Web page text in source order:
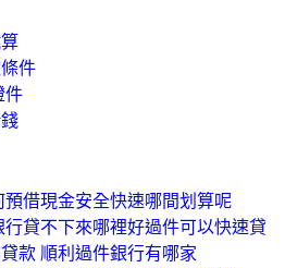
件
件
預借現金安全快速哪間划算呢
貸不下來哪裡好過件可以快速貸
款 順利過件銀行有哪家